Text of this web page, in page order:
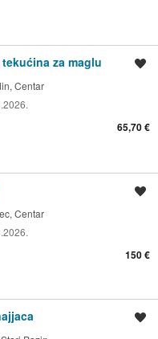
za maglu
Centar
65,70 €
Centar
150 €